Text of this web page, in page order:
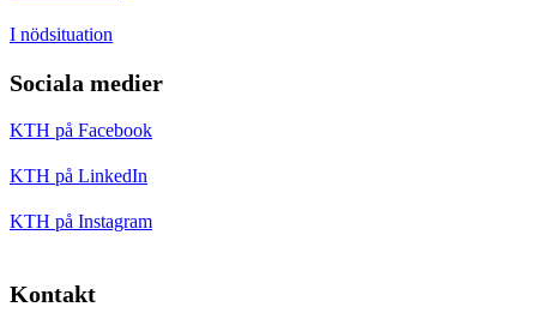
I nödsituation
Sociala medier
KTH på Facebook
KTH på LinkedIn
KTH på Instagram
Kontakt